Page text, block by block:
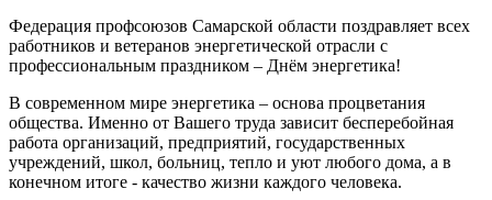
Федерация профсоюзов Самарской области поздравляет всех
работников и ветеранов энергетической отрасли с
профессиональным праздником – Днём энергетика!
В современном мире энергетика – основа процветания
общества. Именно от Вашего труда зависит бесперебойная
работа организаций, предприятий, государственных
учреждений, школ, больниц, тепло и уют любого дома, а в
конечном итоге - качество жизни каждого человека.